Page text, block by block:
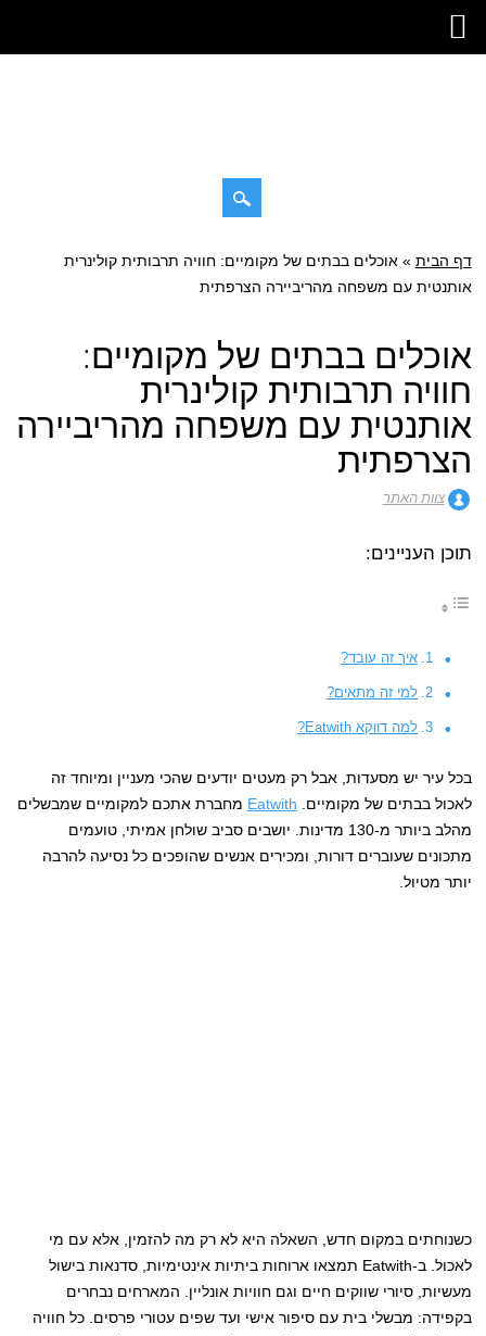
תפריט ראשי
דילוג
לתוכן
דף הבית »אוכלים בבתים של מקומיים: חוויה תרבותית קולינרית
אותנטית עם משפחה מהריביירה הצרפתית
אוכלים בבתים של מקומיים:
חוויה תרבותית קולינרית
אותנטית עם משפחה מהריביירה
הצרפתית
צוות האתר
תוכן העניינים:
איך זה עובד?
למי זה מתאים?
למה דווקא Eatwith?
בכל עיר יש מסעדות, אבל רק מעטים יודעים שהכי מעניין ומיוחד זה
לאכול בבתים של מקומיים. Eatwith מחברת אתכם למקומיים שמבשלים
מהלב ביותר מ-130 מדינות. יושבים סביב שולחן אמיתי, טועמים
מתכונים שעוברים דורות, ומכירים אנשים שהופכים כל נסיעה להרבה
יותר מטיול.
כשנוחתים במקום חדש, השאלה היא לא רק מה להזמין, אלא עם מי
לאכול. ב-Eatwith תמצאו ארוחות ביתיות אינטימיות, סדנאות בישול
מעשיות, סיורי שווקים חיים וגם חוויות אונליין. המארחים נבחרים
בקפידה: מבשלי בית עם סיפור אישי ועד שפים עטורי פרסים. כל חוויה